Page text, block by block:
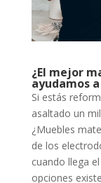
¿El mejor
ayudamos
Si estás
asaltado un
¿Muebles
de los
cuando llega
opciones